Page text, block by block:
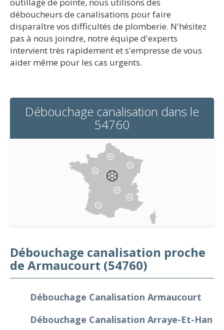
déboucheurs de canalisations pour faire
disparaître vos difficultés de plomberie. N'hésitez
pas à nous joindre, notre équipe d'experts
intervient très rapidement et s'empresse de vous
aider même pour les cas urgents.
Débouchage canalisation dans le
54760
Débouchage canalisation proche
de Armaucourt (54760)
Débouchage Canalisation Armaucourt
Débouchage Canalisation Arraye-Et-Han